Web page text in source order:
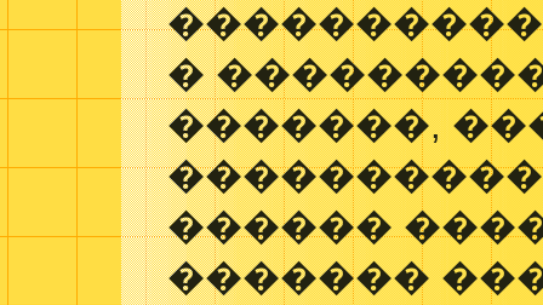
�
�������,
������
�������